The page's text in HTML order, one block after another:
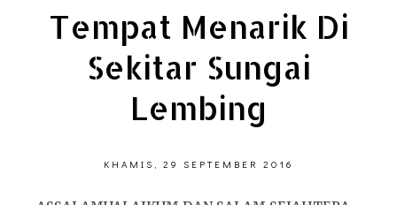
Tempat Menarik Di
Sekitar Sungai
Lembing
KHAMIS, 29 SEPTEMBER 2016